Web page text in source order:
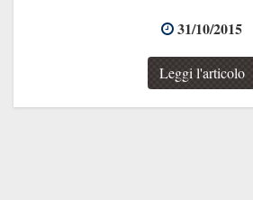
31/10/2015
Leggi l'articolo